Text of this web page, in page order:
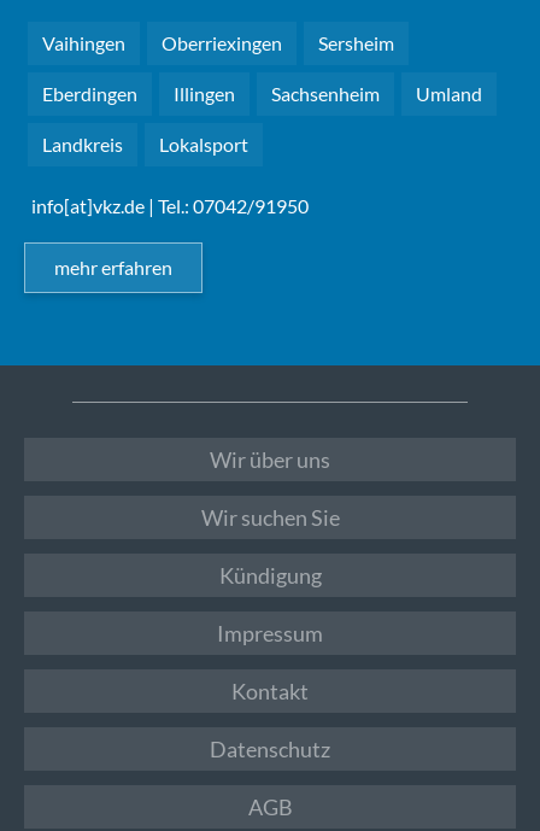
Vaihingen Oberriexingen Sersheim
Eberdingen Illingen Sachsenheim Umland
Landkreis Lokalsport
info[at]vkz.de | Tel.: 07042/91950
mehr erfahren
Wir über uns
Wir suchen Sie
Kündigung
Impressum
Kontakt
Datenschutz
AGB